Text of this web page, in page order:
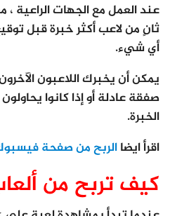
عند العمل مع الجهات الراعية
ثانٍ من لاعب أكثر خبرة قبل
أي شيء.
يمكن أن يخبرك اللاعبون
صفقة عادلة أو إذا كانوا
الخبرة.
اقرأ ايضاالربح من صفحة
كيف تربح من